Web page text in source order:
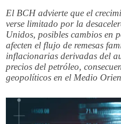
El BCH advierte que el
verse limitado por la
Unidos, posibles cambios en
afecten el flujo de remesas
inflacionarias derivadas del
precios del petróleo,
geopolíticos en el Medio